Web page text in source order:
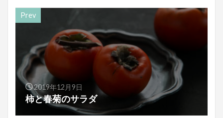
Prev
2019年12月9日
柿と春菊のサラダ